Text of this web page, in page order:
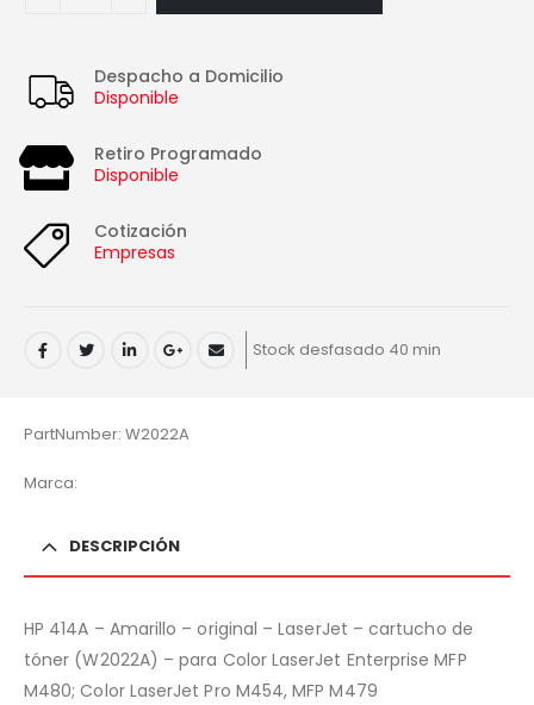
Despacho a Domicilio
Disponible
Retiro Programado
Disponible
Cotización
Empresas
Stock desfasado 40 min
PartNumber: W2022A
Marca:
DESCRIPCIÓN
HP 414A – Amarillo – original – LaserJet – cartucho de
tóner (W2022A) – para Color LaserJet Enterprise MFP
M480; Color LaserJet Pro M454, MFP M479